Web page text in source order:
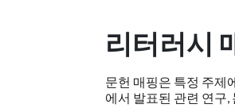
리터러시
문헌 매핑은 특정 주제
에서 발표된 관련 연구,